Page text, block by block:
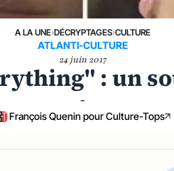
A LA UNE›DÉCRYPTAGES›CULTURE
ATLANTI-CULTURE
24 juin 2017
: un
-
François Quenin pour Culture-Tops